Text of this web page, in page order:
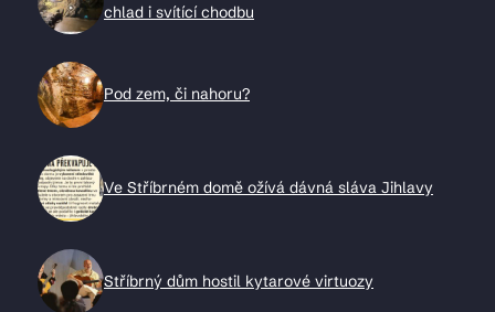
chlad i svítící chodbu
Pod zem, či nahoru?
Ve Stříbrném domě ožívá dávná sláva Jihlavy
Stříbrný dům hostil kytarové virtuozy